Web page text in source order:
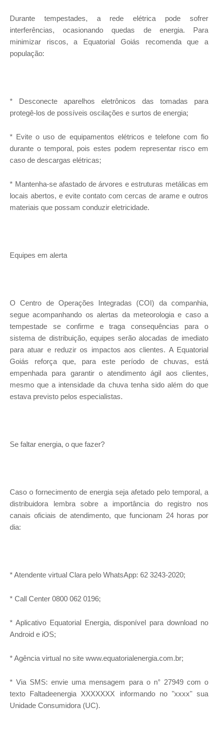
Durante tempestades, a rede elétrica pode sofrer
interferências, ocasionando quedas de energia. Para
minimizar riscos, a Equatorial Goiás recomenda que a
população:
* Desconecte aparelhos eletrônicos das tomadas para
protegê-los de possíveis oscilações e surtos de energia;
* Evite o uso de equipamentos elétricos e telefone com fio
durante o temporal, pois estes podem representar risco em
caso de descargas elétricas;
* Mantenha-se afastado de árvores e estruturas metálicas em
locais abertos, e evite contato com cercas de arame e outros
materiais que possam conduzir eletricidade.
Equipes em alerta
O Centro de Operações Integradas (COI) da companhia,
segue acompanhando os alertas da meteorologia e caso a
tempestade se confirme e traga consequências para o
sistema de distribuição, equipes serão alocadas de imediato
para atuar e reduzir os impactos aos clientes. A Equatorial
Goiás reforça que, para este período de chuvas, está
empenhada para garantir o atendimento ágil aos clientes,
mesmo que a intensidade da chuva tenha sido além do que
estava previsto pelos especialistas.
Se faltar energia, o que fazer?
Caso o fornecimento de energia seja afetado pelo temporal, a
distribuidora lembra sobre a importância do registro nos
canais oficiais de atendimento, que funcionam 24 horas por
dia:
* Atendente virtual Clara pelo WhatsApp: 62 3243-2020;
* Call Center 0800 062 0196;
* Aplicativo Equatorial Energia, disponível para download no
Android e iOS;
* Agência virtual no site www.equatorialenergia.com.br;
* Via SMS: envie uma mensagem para o n° 27949 com o
texto Faltadeenergia XXXXXXX informando no "xxxx" sua
Unidade Consumidora (UC).